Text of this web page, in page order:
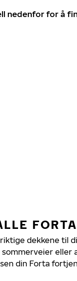
nedenfor for å
dekkene til
eller
din Forta